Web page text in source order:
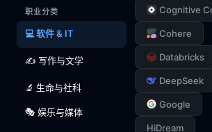
职业分类
💻 软件 & IT
✍️ 写作与文学
🔬 生命与社科
🎭 娱乐与媒体
Cognitive
Cohere
Databricks
DeepSeek
Google
HiDream